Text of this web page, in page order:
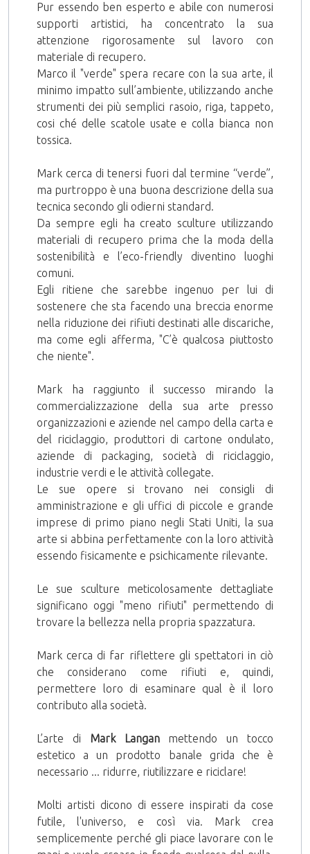
Pur essendo ben esperto e abile con numerosi
supporti artistici, ha concentrato la sua
attenzione rigorosamente sul lavoro con
materiale di recupero.
Marco il "verde" spera recare con la sua arte, il
minimo impatto sull’ambiente, utilizzando anche
strumenti dei più semplici rasoio, riga, tappeto,
cosi ché delle scatole usate e colla bianca non
tossica.
Mark cerca di tenersi fuori dal termine “verde”,
ma purtroppo è una buona descrizione della sua
tecnica secondo gli odierni standard.
Da sempre egli ha creato sculture utilizzando
materiali di recupero prima che la moda della
sostenibilità e l’eco-friendly diventino luoghi
comuni.
Egli ritiene che sarebbe ingenuo per lui di
sostenere che sta facendo una breccia enorme
nella riduzione dei rifiuti destinati alle discariche,
ma come egli afferma, "C’è qualcosa piuttosto
che niente".
Mark ha raggiunto il successo mirando la
commercializzazione della sua arte presso
organizzazioni e aziende nel campo della carta e
del riciclaggio, produttori di cartone ondulato,
aziende di packaging, società di riciclaggio,
industrie verdi e le attività collegate.
Le sue opere si trovano nei consigli di
amministrazione e gli uffici di piccole e grande
imprese di primo piano negli Stati Uniti, la sua
arte si abbina perfettamente con la loro attività
essendo fisicamente e psichicamente rilevante.
Le sue sculture meticolosamente dettagliate
significano oggi "meno rifiuti" permettendo di
trovare la bellezza nella propria spazzatura.
Mark cerca di far riflettere gli spettatori in ciò
che considerano come rifiuti e, quindi,
permettere loro di esaminare qual è il loro
contributo alla società.
L’arte di Mark Langanmettendo un tocco
estetico a un prodotto banale grida che è
necessario ... ridurre, riutilizzare e riciclare!
Molti artisti dicono di essere inspirati da cose
futile, l'universo, e così via. Mark crea
semplicemente perché gli piace lavorare con le